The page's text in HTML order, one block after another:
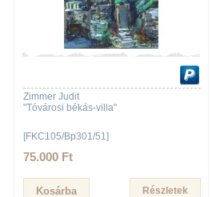
Zimmer Judit
"Tóvárosi békás-villa"
[FKC105/Bp301/51]
75.000 Ft
Részletek